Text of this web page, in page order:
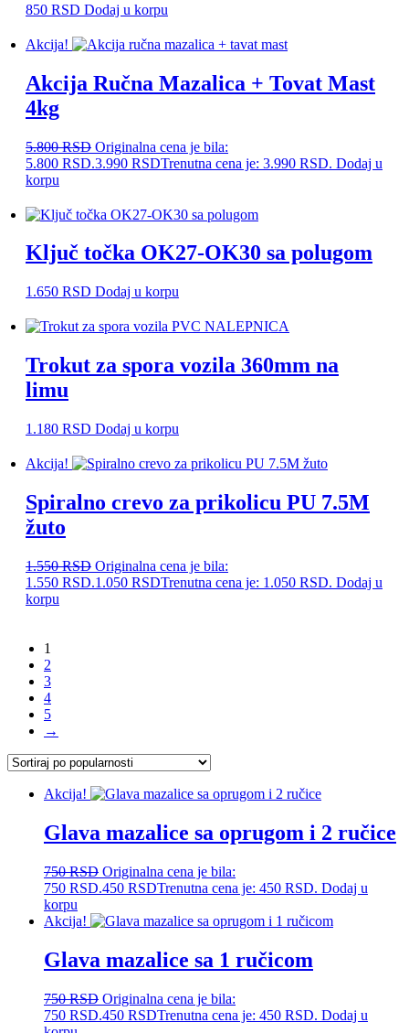
850 RSD Dodaj u korpu
Akcija!
Akcija Ručna Mazalica + Tovat Mast
4kg
5.800RSD Originalna cena je bila:
5.800 RSD.3.990 RSDTrenutna cena je: 3.990 RSD. Dodaj u
korpu
Ključ točka OK27-OK30 sa polugom
1.650 RSD Dodaj u korpu
Trokut za spora vozila 360mm na
limu
1.180 RSD Dodaj u korpu
Akcija!
Spiralno crevo za prikolicu PU 7.5M
žuto
1.550RSD Originalna cena je bila:
1.550 RSD.1.050 RSDTrenutna cena je: 1.050 RSD. Dodaj u
korpu
1
2
3
4
5
→
Akcija!
Glava mazalice sa oprugom i 2 ručice
750RSD Originalna cena je bila:
750 RSD.450 RSDTrenutna cena je: 450 RSD. Dodaj u
korpu
Akcija!
Glava mazalice sa 1 ručicom
750RSD Originalna cena je bila:
750 RSD.450 RSDTrenutna cena je: 450 RSD. Dodaj u